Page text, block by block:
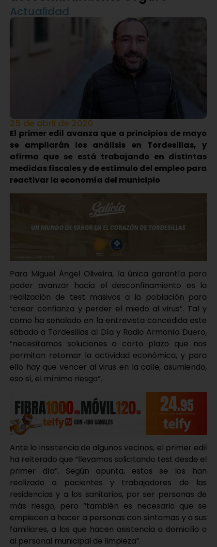
Actualidad
25 de abril de 2020
El primer edil avanza que a principios de mayo
se ampliarán los análisis en Tordesillas, y
afirma que se está trabajando en distintas
medidas fiscales y de estímulo del empleo para
reactivar la economía del municipio
Para Miguel Ángel Oliveira, la única garantía para
poder avanzar hacia el desconfinamiento es la
realización de test masivos a la población para
“crear confianza y perder el miedo al virus”. Tal y
como ha señalado en la entrevista concedida este
sábado a Tordesillas al Día y Radio Armonía Duero,
“necesitamos soluciones a corto plazo que nos
permitan retomar la actividad económica, y para
ello hay que vencer al virus en la calle, asumiendo,
eso sí, el mínimo riesgo”.
Ante la insistencia de algunos vecinos, el primer edil
ha reiterado que “llevamos solicitando test desde el
primer día”. Según apunta, estos se los han
realizado a pacientes y trabajadores de las
residencias y a los sanitarios, por ser personas de
más riesgo, pero “también es necesario que se
empiecen a hacer a personas con síntomas y a sus
familiares, a los que hacen asistencia a domicilio o
al personal municipal de limpieza”.